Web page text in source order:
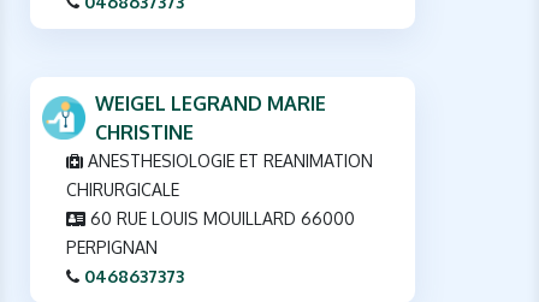
WEIGEL LEGRAND MARIE
CHRISTINE
ANESTHESIOLOGIE ET REANIMATION
CHIRURGICALE
60 RUE LOUIS MOUILLARD 66000
PERPIGNAN
0468637373